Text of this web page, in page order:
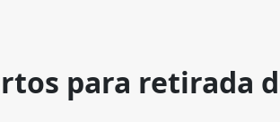
para retirada